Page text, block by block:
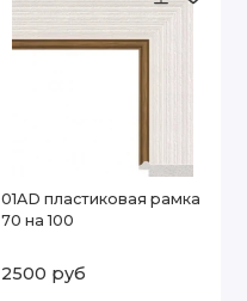
01AD пластиковая рамка
70 на 100
2500 руб